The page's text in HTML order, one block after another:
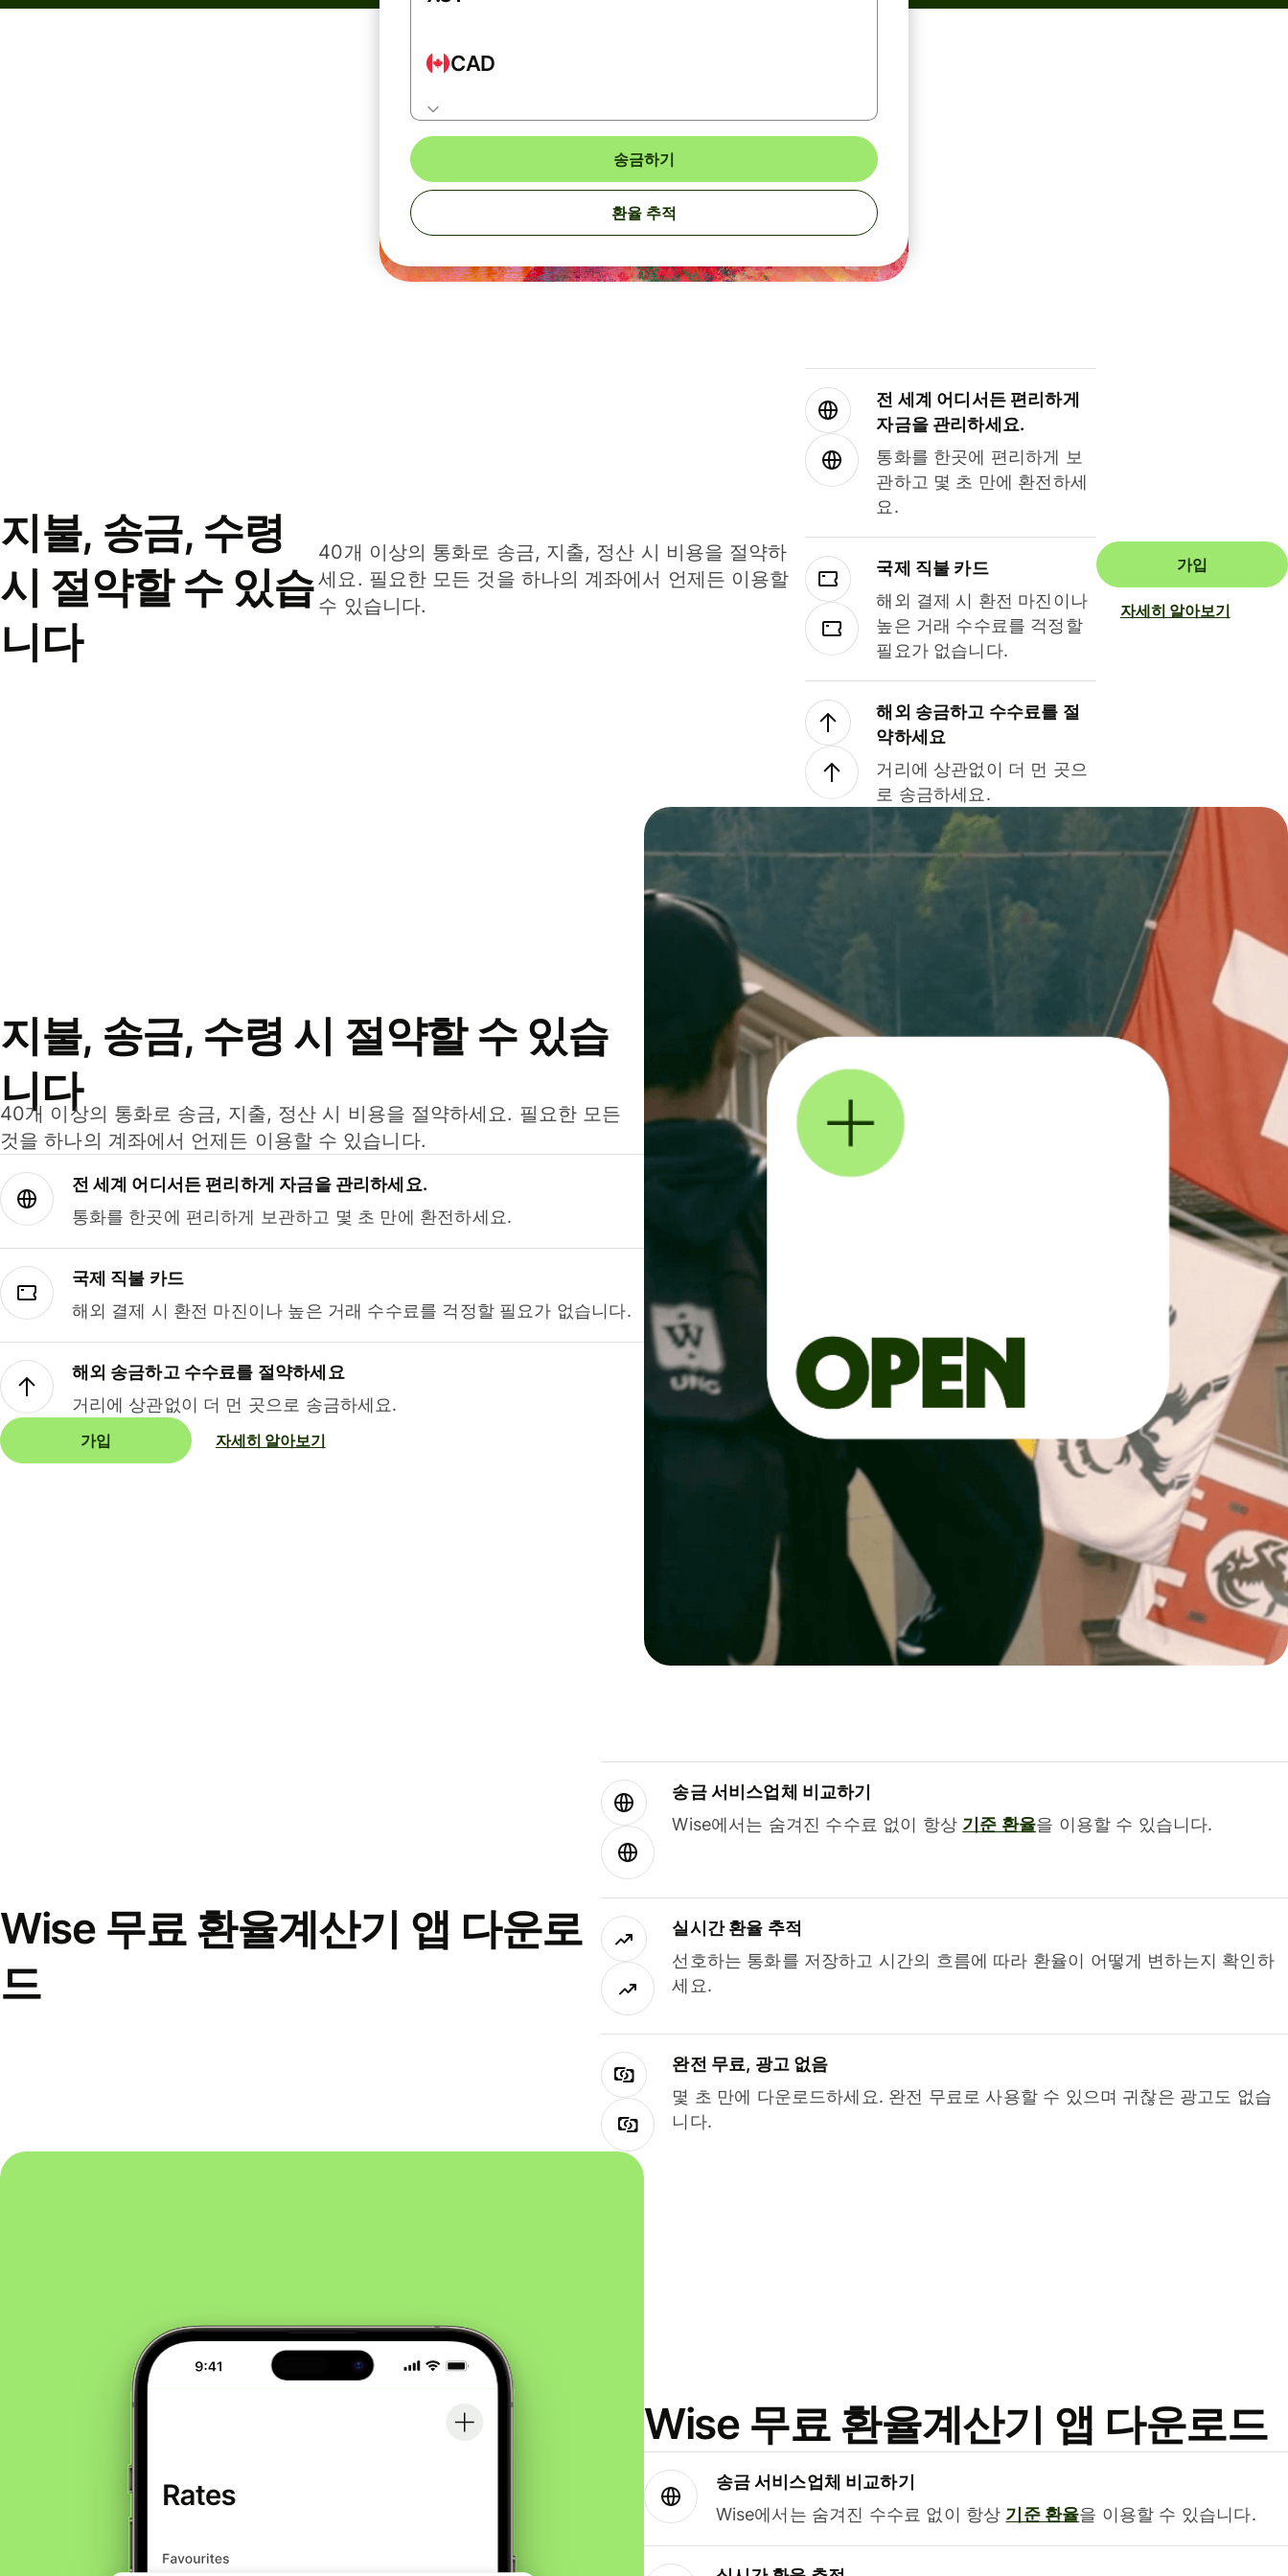
CAD
송금하기
환율 추적
지불, 송금, 수령
시 절약할 수 있습
니다
40개 이상의 통화로 송금, 지출, 정산 시 비용을 절약하
세요. 필요한 모든 것을 하나의 계좌에서 언제든 이용할
수 있습니다.
전 세계 어디서든 편리하게
자금을 관리하세요.
통화를 한곳에 편리하게 보
관하고 몇 초 만에 환전하세
요.
국제 직불 카드
해외 결제 시 환전 마진이나
높은 거래 수수료를 걱정할
필요가 없습니다.
해외 송금하고 수수료를 절
약하세요
거리에 상관없이 더 먼 곳으
로 송금하세요.
가입
자세히 알아보기
지불, 송금, 수령 시 절약할 수 있습
니다
40개 이상의 통화로 송금, 지출, 정산 시 비용을 절약하세요. 필요한 모든
것을 하나의 계좌에서 언제든 이용할 수 있습니다.
전 세계 어디서든 편리하게 자금을 관리하세요.
통화를 한곳에 편리하게 보관하고 몇 초 만에 환전하세요.
국제 직불 카드
해외 결제 시 환전 마진이나 높은 거래 수수료를 걱정할 필요가 없습니다.
해외 송금하고 수수료를 절약하세요
거리에 상관없이 더 먼 곳으로 송금하세요.
가입 자세히 알아보기
Wise 무료 환율계산기 앱 다운로
드
송금 서비스업체 비교하기
Wise에서는 숨겨진 수수료 없이 항상 기준 환율을 이용할 수 있습니다.
실시간 환율 추적
선호하는 통화를 저장하고 시간의 흐름에 따라 환율이 어떻게 변하는지 확인하
세요.
완전 무료, 광고 없음
몇 초 만에 다운로드하세요. 완전 무료로 사용할 수 있으며 귀찮은 광고도 없습
니다.
Wise 무료 환율계산기 앱 다운로드
송금 서비스업체 비교하기
Wise에서는 숨겨진 수수료 없이 항상 기준 환율을 이용할 수 있습니다.